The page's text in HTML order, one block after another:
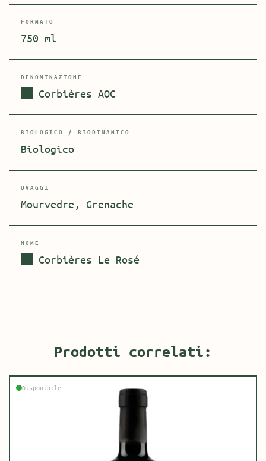
FORMATO
750 ml
DENOMINAZIONE
Corbières AOC
BIOLOGICO / BIODINAMICO
Biologico
UVAGGI
Mourvedre, Grenache
NOME
Corbières Le Rosé
Prodotti correlati:
Disponibile